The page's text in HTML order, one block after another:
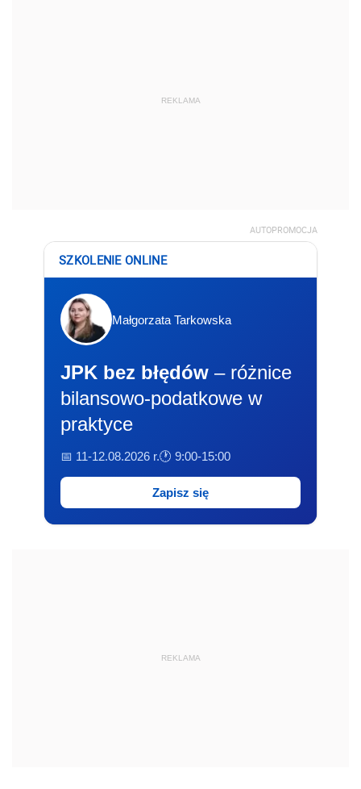
REKLAMA
AUTOPROMOCJA
SZKOLENIE ONLINE
Małgorzata Tarkowska
JPK bez błędów – różnice
bilansowo-podatkowe w
praktyce
📅 11-12.08.2026 r.🕐 9:00-15:00
Zapisz się
REKLAMA